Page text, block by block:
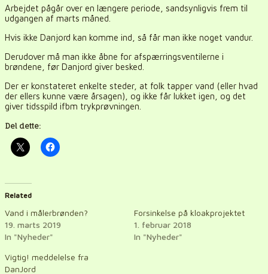
Arbejdet pågår over en længere periode, sandsynligvis frem til
udgangen af marts måned.
Hvis ikke Danjord kan komme ind, så får man ikke noget vandur.
Derudover må man ikke åbne for afspærringsventilerne i
brøndene, før Danjord giver besked.
Der er konstateret enkelte steder, at folk tapper vand (eller hvad
der ellers kunne være årsagen), og ikke får lukket igen, og det
giver tidsspild ifbm trykprøvningen.
Del dette:
Related
Vand i målerbrønden?
19. marts 2019
In "Nyheder"
Forsinkelse på kloakprojektet
1. februar 2018
In "Nyheder"
Vigtig! meddelelse fra
DanJord